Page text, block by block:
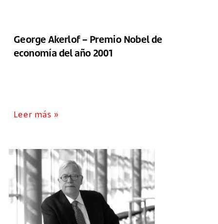
George Akerlof – Premio Nobel de
economía del año 2001
Leer más »